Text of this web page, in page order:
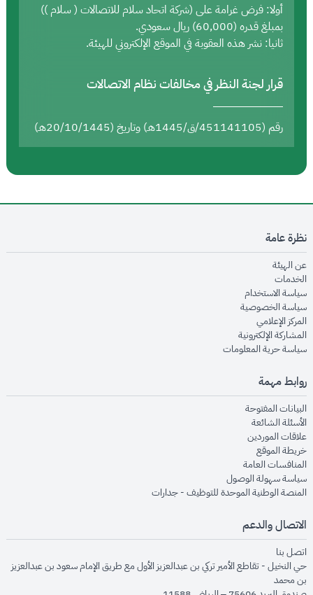
أولا: فرض غرامة على (شركة اتحاد سلام للاتصالات ( سلام ))
بمبلغ قدره (60,000) ريال سعودي.
ثانيا: نشر هذه العقوبة في الموقع الإلكتروني للهيئة.
قرار لجنة النظر في مخالفات نظام الاتصالات
رقم (451141105/ق/1445هـ) وتاريخ (20/10/1445هـ)
نظرة عامة
عن الهيئةopens in new window
الخدماتopens in new window
سياسة الاستخدام
سياسة الخصوصيةopens in new window
المركز الإعلاميopens in new window
المشاركة الإلكترونيةopens in new window
سياسة حرية المعلوماتopens in new window
روابط مهمة
البيانات المفتوحةopens in new window
الأسئلة الشائعةopens in new window
علاقات الموردينopens in new window
خريطة الموقعopens in new window
المنافسات العامةopens in new window
سياسة سهولة الوصولopens in new window
المنصة الوطنية الموحدة للتوظيف - جداراتopens in new window
الاتصال والدعم
اتصل بنا
حي النخيل - تقاطع الأمير تركي بن عبدالعزيز الأول مع طريق الإمام سعود بن عبدالعزيز
بن محمد